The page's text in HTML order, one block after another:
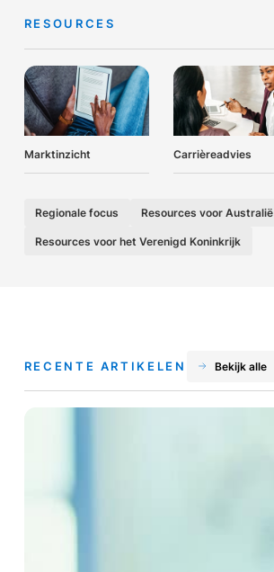
RESOURCES
Marktinzicht Carrièreadvies
Regionale focus Resources voor Australië
Resources voor het Verenigd Koninkrijk
RECENTE ARTIKELEN Bekijk alle